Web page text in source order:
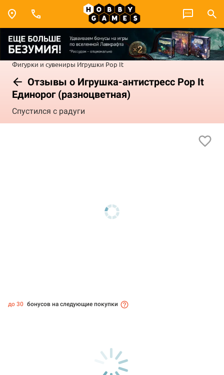
Фигурки и сувениры Игрушки Pop It
Отзывы о Игрушка-антистресс Pop It
Единорог (разноцветная)
Спустился с радуги
до 30 бонусов на следующие покупки